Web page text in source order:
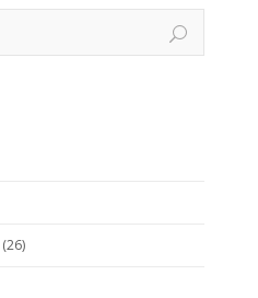
(26)